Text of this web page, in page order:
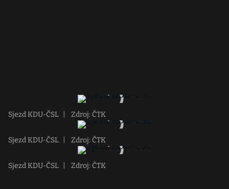
Sjezd KDU-ČSL Zdroj: ČTK
Sjezd KDU-ČSL Zdroj: ČTK
Sjezd KDU-ČSL Zdroj: ČTK